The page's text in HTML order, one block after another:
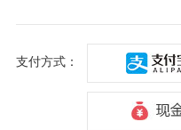
支付方式：